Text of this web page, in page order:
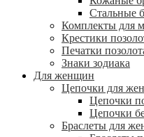
Стальные
Комплекты для
Крестики
Печатки
Знаки зодиака
Для женщин
Цепочки для
Цепочки
Цепочки
Браслеты для